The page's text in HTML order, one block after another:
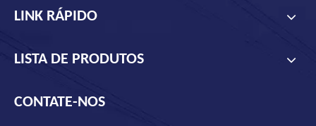
LINK RÁPIDO
LISTA DE PRODUTOS
CONTATE-NOS